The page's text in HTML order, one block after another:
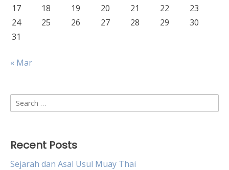
17
18 19 20 21 22
23
24
25 26 27 28 29
30
31
« Mar
Search
for:
Recent Posts
Sejarah dan Asal Usul Muay Thai